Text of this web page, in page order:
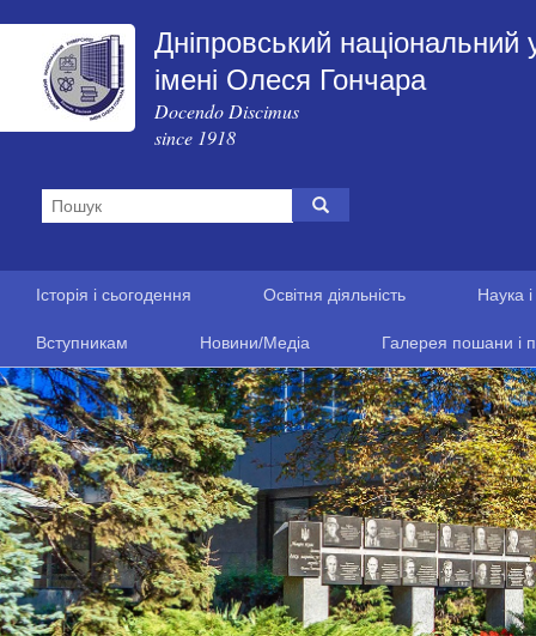
Дніпровський національний
імені Олеся Гончара
Docendo Discimus
since 1918
Історія і сьогодення Освітня діяльність Наука
Вступникам Новини/Медіа Галерея пошани і